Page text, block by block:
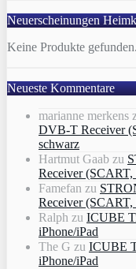
Neuerscheinungen
Keine Produkte gefunden.
Neueste Kommentare
marianne merkens
DVB-T Receiver
schwarz
Hartmut Gaab zu
Receiver
Famefan zu
Receiver
Ralph zu ICUBE
iPhone/iPad
The G zu ICUBE
iPhone/iPad